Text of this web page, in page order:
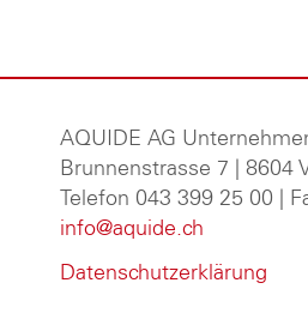
AQUIDE AG
Brunnenstrasse 7 | 8604
Telefon 043 399 25 00 |
info@aquide.ch
Datenschutzerklärung